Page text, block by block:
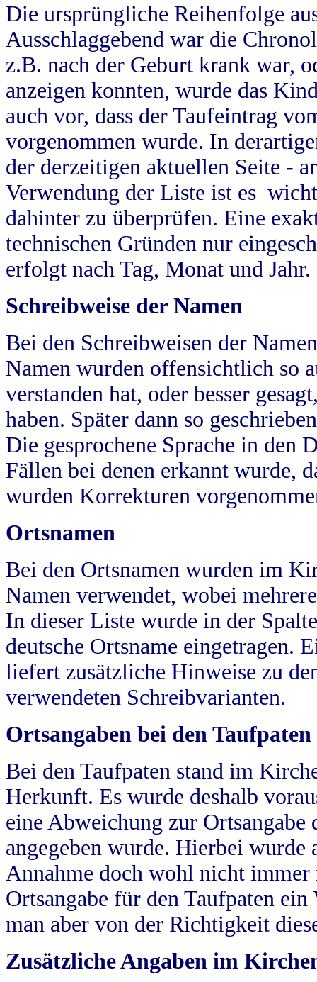
Die ursprüngliche Reihenfolge
Ausschlaggebend war die
z.B. nach der Geburt krank war,
anzeigen konnten, wurde das
auch vor, dass der Taufeintrag
vorgenommen wurde. In
der derzeitigen aktuellen Seite -
Verwendung der Liste ist es
dahinter zu überprüfen. Eine
technischen Gründen nur
erfolgt nach Tag, Monat und Jahr.
Schreibweise der Namen
Bei den Schreibweisen der
Namen wurden offensichtlich so
verstanden hat, oder besser
haben. Später dann so
Die gesprochene Sprache in
Fällen bei denen erkannt wurde,
wurden Korrekturen
Ortsnamen
Bei den Ortsnamen wurden im
Namen verwendet, wobei
In dieser Liste wurde in der
deutsche Ortsname eingetragen.
liefert zusätzliche Hinweise zu
verwendeten Schreibvarianten.
Ortsangaben bei den Taufpaten
Bei den Taufpaten stand im
Herkunft. Es wurde deshalb
eine Abweichung zur
angegeben wurde. Hierbei wurde
Annahme doch wohl nicht
Ortsangabe für den Taufpaten
man aber von der Richtigkeit
Zusätzliche Angaben im